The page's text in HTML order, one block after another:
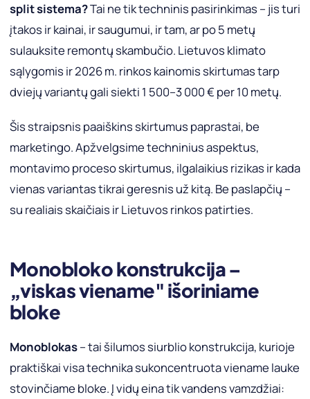
split sistema?Tai ne tik techninis pasirinkimas – jis turi
įtakos ir kainai, ir saugumui, ir tam, ar po 5 metų
sulauksite remontų skambučio. Lietuvos klimato
sąlygomis ir 2026 m. rinkos kainomis skirtumas tarp
dviejų variantų gali siekti 1 500–3 000 € per 10 metų.
Šis straipsnis paaiškins skirtumus paprastai, be
marketingo. Apžvelgsime techninius aspektus,
montavimo proceso skirtumus, ilgalaikius rizikas ir kada
vienas variantas tikrai geresnis už kitą. Be paslapčių –
su realiais skaičiais ir Lietuvos rinkos patirties.
Monobloko konstrukcija –
„viskas viename" išoriniame
bloke
Monoblokas– tai šilumos siurblio konstrukcija, kurioje
praktiškai visa technika sukoncentruota viename lauke
stovinčiame bloke. Į vidų eina tik vandens vamzdžiai: